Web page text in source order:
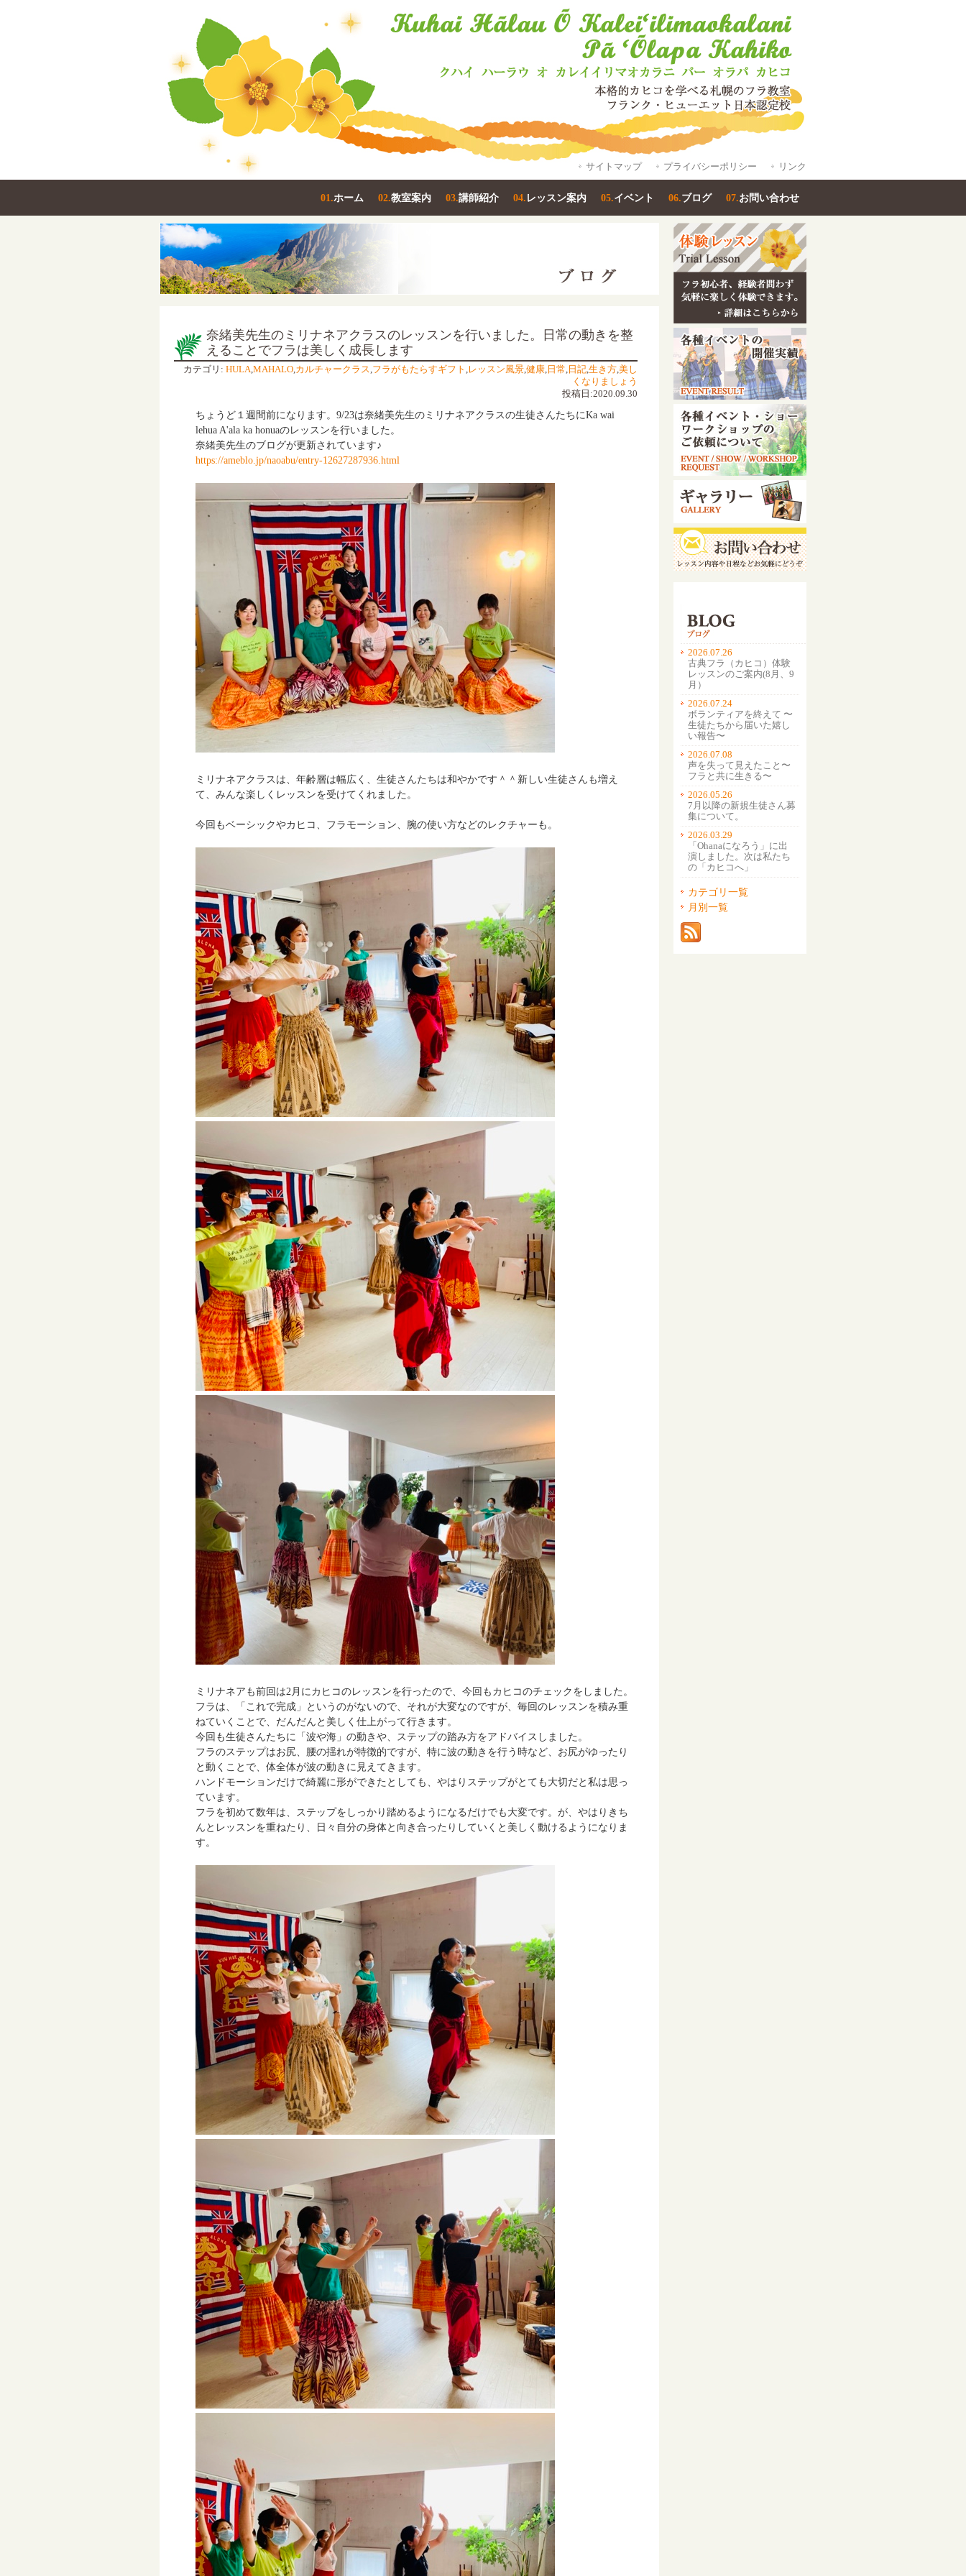
サイトマップ プライバシーポリシー リンク
01.ホーム 02.教室案内 03.講師紹介 04. レッスン案内 05.イベント 06.ブログ 07.お問い合わせ
奈緒美先生のミリナネアクラスのレッスンを行いました。日常の動きを整
えることでフラは美しく成長します
カテゴリ: HULA,MAHALO,カルチャークラス,フラがもたらすギフト ,レッスン風景,健康, 日常, 日記,生き方,美し
くなりましょう
投稿日:2020.09.30
ちょうど１週間前になります。9/23は奈緒美先生のミリナネアクラスの生徒さんたちにKa wai
lehua A'ala ka honuaのレッスンを行いました。
奈緒美先生のブログが更新されています♪
https://ameblo.jp/naoabu/entry-12627287936.html
ミリナネアクラスは、年齢層は幅広く、生徒さんたちは和やかです＾＾新しい生徒さんも増え
て、みんな楽しくレッスンを受けてくれました。
今回もベーシックやカヒコ、フラモーション、腕の使い方などのレクチャーも。
ミリナネアも前回は2月にカヒコのレッスンを行ったので、今回もカヒコのチェックをしました。
フラは、「これで完成」というのがないので、それが大変なのですが、毎回のレッスンを積み重
ねていくことで、だんだんと美しく仕上がって行きます。
今回も生徒さんたちに「波や海」の動きや、ステップの踏み方をアドバイスしました。
フラのステップはお尻、腰の揺れが特徴的ですが、特に波の動きを行う時など、お尻がゆったり
と動くことで、体全体が波の動きに見えてきます。
ハンドモーションだけで綺麗に形ができたとしても、やはりステップがとても大切だと私は思っ
ています。
フラを初めて数年は、ステップをしっかり踏めるようになるだけでも大変です。が、やはりきち
んとレッスンを重ねたり、日々自分の身体と向き合ったりしていくと美しく動けるようになりま
す。
2026.07.26
古典フラ（カヒコ）体験
レッスンのご案内(8月、9
月）
2026.07.24
ボランティアを終えて 〜
生徒たちから届いた嬉し
い報告〜
2026.07.08
声を失って見えたこと〜
フラと共に生きる〜
2026.05.26
7月以降の新規生徒さん募
集について。
2026.03.29
「Ohanaになろう」に出
演しました。次は私たち
の「カヒコへ」
カテゴリ一覧
月別一覧